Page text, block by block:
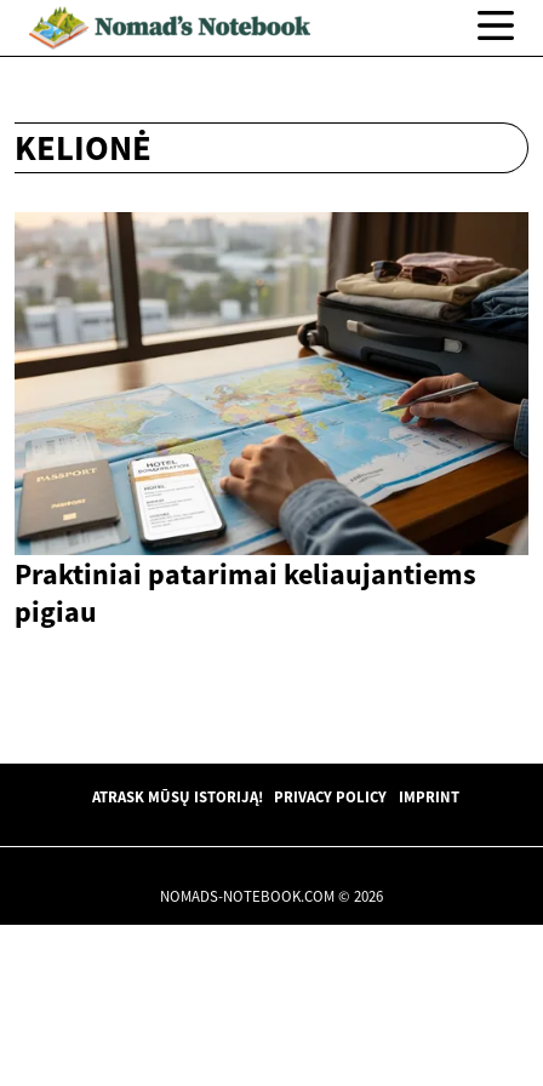
KELIONĖ
Praktiniai patarimai keliaujantiems
pigiau
ATRASK MŪSŲ ISTORIJĄ! PRIVACY POLICY IMPRINT
NOMADS-NOTEBOOK.COM © 2026